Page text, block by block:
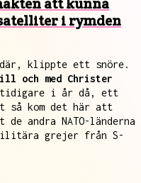
i rymden
där, klippte ett snöre.
och med Christer
tidigare i år då, ett
så kom det här att
andra NATO-länderna
grejer från S-